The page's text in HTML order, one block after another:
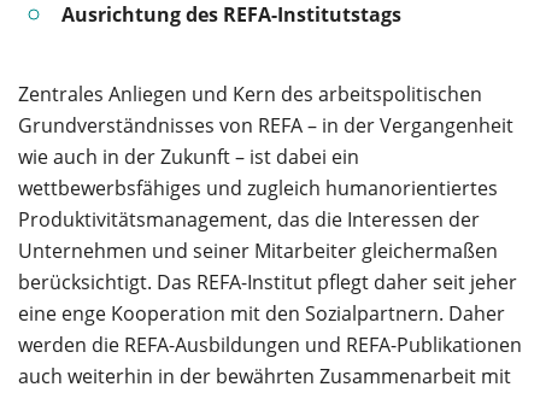
Ausrichtung des REFA-Institutstags
Zentrales Anliegen und Kern des arbeitspolitischen
Grundverständnisses von REFA – in der Vergangenheit
wie auch in der Zukunft – ist dabei ein
wettbewerbsfähiges und zugleich humanorientiertes
Produktivitätsmanagement, das die Interessen der
Unternehmen und seiner Mitarbeiter gleichermaßen
berücksichtigt. Das REFA-Institut pflegt daher seit jeher
eine enge Kooperation mit den Sozialpartnern. Daher
werden die REFA-Ausbildungen und REFA-Publikationen
auch weiterhin in der bewährten Zusammenarbeit mit